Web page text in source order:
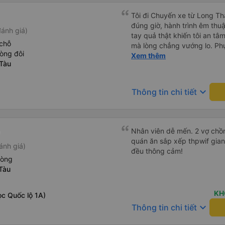
giá)
đôi
Tôi đi Chuyến xe từ Long
đúng giờ, hành trình êm
tay quả thật khiến tôi an tâm, mãn ý. Đường xa muôn dặm
mà lòng chẳng vướng lo.
cẩn, hiếm thấy giữa thời
Xem thêm
Thông tin chi tiết keyboard_arrow_down
giá)
Quốc lộ 1A)
Nhân viên dễ mến. 2 vợ
quán ăn sắp xếp thpwif
đều thông cảm!
Thông tin chi tiết keyboard_arrow_down